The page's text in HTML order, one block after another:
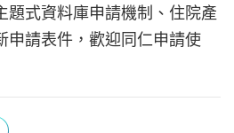
題式資料庫申請機制、住院產
申請表件，歡迎同仁申請使